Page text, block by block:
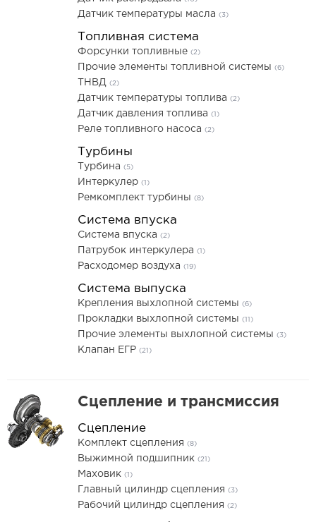
Датчик температуры масла (3)
Топливная система
Форсунки топливные (2)
Прочие элементы топливной системы (6)
ТНВД (2)
Датчик температуры топлива (2)
Датчик давления топлива (1)
Реле топливного насоса (2)
Турбины
Турбина (5)
Интеркулер (1)
Ремкомплект турбины (8)
Система впуска
Система впуска (2)
Патрубок интеркулера (1)
Расходомер воздуха (19)
Система выпуска
Крепления выхлопной системы (6)
Прокладки выхлопной системы (11)
Прочие элементы выхлопной системы (3)
Клапан ЕГР (21)
Сцепление и трансмиссия
Сцепление
Комплект сцепления (8)
Выжимной подшипник (21)
Маховик (1)
Главный цилиндр сцепления (3)
Рабочий цилиндр сцепления (2)